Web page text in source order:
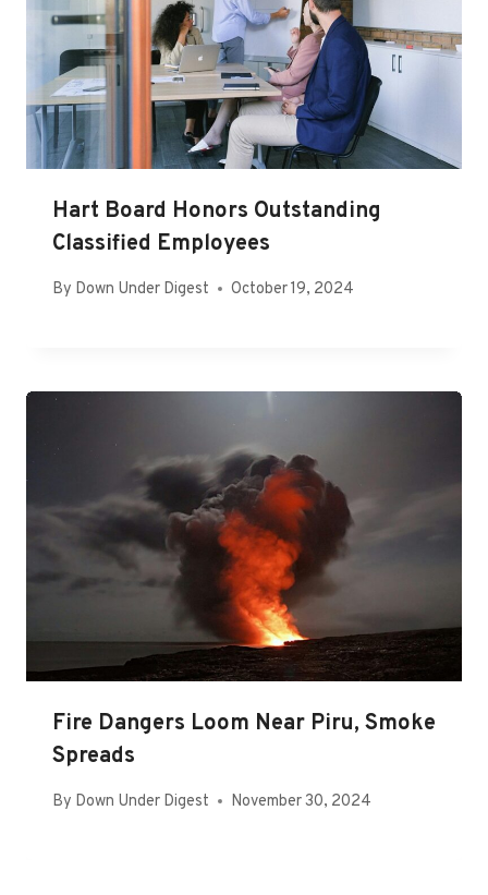
Hart Board Honors Outstanding
Classified Employees
By Down Under Digest October 19, 2024
Fire Dangers Loom Near Piru, Smoke
Spreads
By Down Under Digest November 30, 2024